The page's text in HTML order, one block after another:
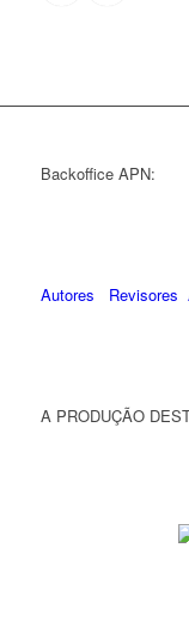
Backoffice APN:
Autores Revisores
A PRODUÇÃO